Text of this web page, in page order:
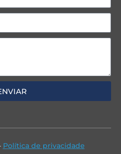
Política de privacidade